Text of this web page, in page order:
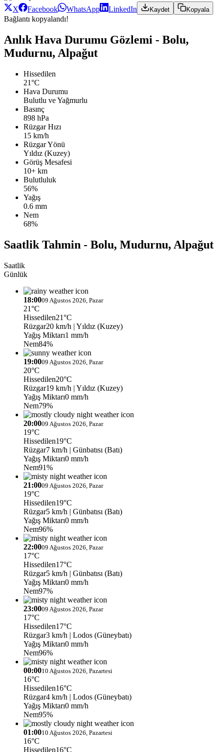
X Facebook WhatsApp LinkedIn Kaydet Kopyala
Bağlantı kopyalandı!
Anlık Hava Durumu Gözlemi - Bolu,
Mudurnu, Alpağut
Hissedilen
21°C
Hava Durumu
Bulutlu ve Yağmurlu
Basınç
898 hPa
Rüzgar Hızı
15 km/h
Rüzgar Yönü
Yıldız (Kuzey)
Görüş Mesafesi
10+ km
Bulutluluk
56%
Yağış
0.6 mm
Nem
68%
Saatlik Tahmin - Bolu, Mudurnu, Alpağut
Saatlik
Günlük
18:0009 Ağustos 2026, Pazar
21°C
Hissedilen21°C
Rüzgar20 km/h | Yıldız (Kuzey)
Yağış Miktarı1 mm/h
Nem84%
19:0009 Ağustos 2026, Pazar
20°C
Hissedilen20°C
Rüzgar19 km/h | Yıldız (Kuzey)
Yağış Miktarı0 mm/h
Nem79%
20:0009 Ağustos 2026, Pazar
19°C
Hissedilen19°C
Rüzgar7 km/h | Günbatısı (Batı)
Yağış Miktarı0 mm/h
Nem91%
21:0009 Ağustos 2026, Pazar
19°C
Hissedilen19°C
Rüzgar5 km/h | Günbatısı (Batı)
Yağış Miktarı0 mm/h
Nem96%
22:0009 Ağustos 2026, Pazar
17°C
Hissedilen17°C
Rüzgar5 km/h | Günbatısı (Batı)
Yağış Miktarı0 mm/h
Nem97%
23:0009 Ağustos 2026, Pazar
17°C
Hissedilen17°C
Rüzgar3 km/h | Lodos (Güneybatı)
Yağış Miktarı0 mm/h
Nem96%
00:0010 Ağustos 2026, Pazartesi
16°C
Hissedilen16°C
Rüzgar4 km/h | Lodos (Güneybatı)
Yağış Miktarı0 mm/h
Nem95%
01:0010 Ağustos 2026, Pazartesi
16°C
Hissedilen16°C